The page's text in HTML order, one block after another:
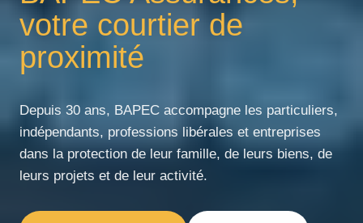
votre courtier de
proximité
Depuis 30 ans, BAPEC accompagne les particuliers,
indépendants, professions libérales et entreprises
dans la protection de leur famille, de leurs biens, de
leurs projets et de leur activité.